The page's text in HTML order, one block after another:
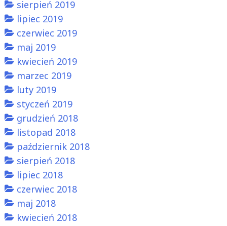
sierpień 2019
lipiec 2019
czerwiec 2019
maj 2019
kwiecień 2019
marzec 2019
luty 2019
styczeń 2019
grudzień 2018
listopad 2018
październik 2018
sierpień 2018
lipiec 2018
czerwiec 2018
maj 2018
kwiecień 2018